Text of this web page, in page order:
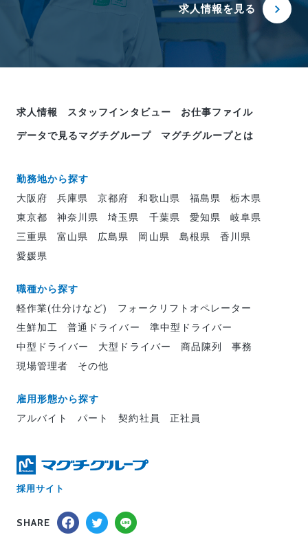
求人情報を見る
求人情報 スタッフインタビュー お仕事ファイル
データで見るマグチグループ マグチグループとは
勤務地から探す
大阪府
兵庫県 京都府 和歌山県 福島県
栃木県
東京都
神奈川県 埼玉県 千葉県 愛知県
岐阜県
三重県
富山県 広島県 岡山県 島根県
香川県
愛媛県
職種から探す
軽作業(仕分けなど)
フォークリフトオペレーター
生鮮加工
普通ドライバー
準中型ドライバー
中型ドライバー
大型ドライバー 商品陳列
事務
現場管理者
その他
雇用形態から探す
アルバイト
パート 契約社員 正社員
採用サイト
SHARE